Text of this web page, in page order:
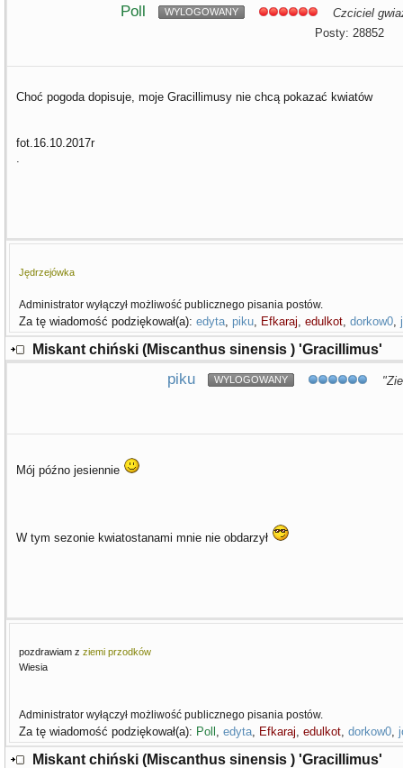
Poll WYLOGOWANY
Czciciel
Posty: 28852
Choć pogoda dopisuje, moje Gracillimusy nie chcą pokazać kwiatów
fot.16.10.2017r
Jędrzejówka
Administrator wyłączył możliwość publicznego pisania postów.
Za tę wiadomość podziękował(a): edyta piku Efkaraj edulkot dorkow0
Miskant chiński (Miscanthus sinensis ) 'Gracillimus'
piku WYLOGOWANY
Mój późno jesiennie
W tym sezonie kwiatostanami mnie nie obdarzył
pozdrawiam z ziemi przodków
Wiesia
Administrator wyłączył możliwość publicznego pisania postów.
Za tę wiadomość podziękował(a): Poll edyta Efkaraj edulkot dorkow0
Miskant chiński (Miscanthus sinensis ) 'Gracillimus'